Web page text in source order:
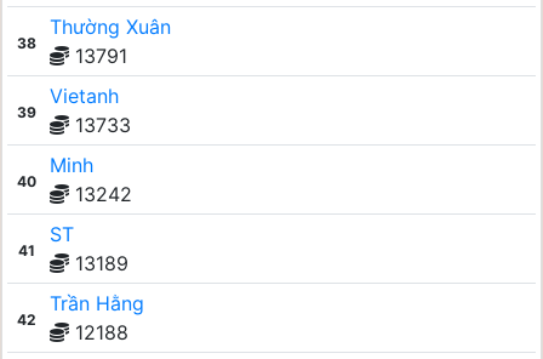
38
Thường Xuân
13791
39
Vietanh
13733
40
Minh
13242
41
ST
13189
42
Trần Hằng
12188